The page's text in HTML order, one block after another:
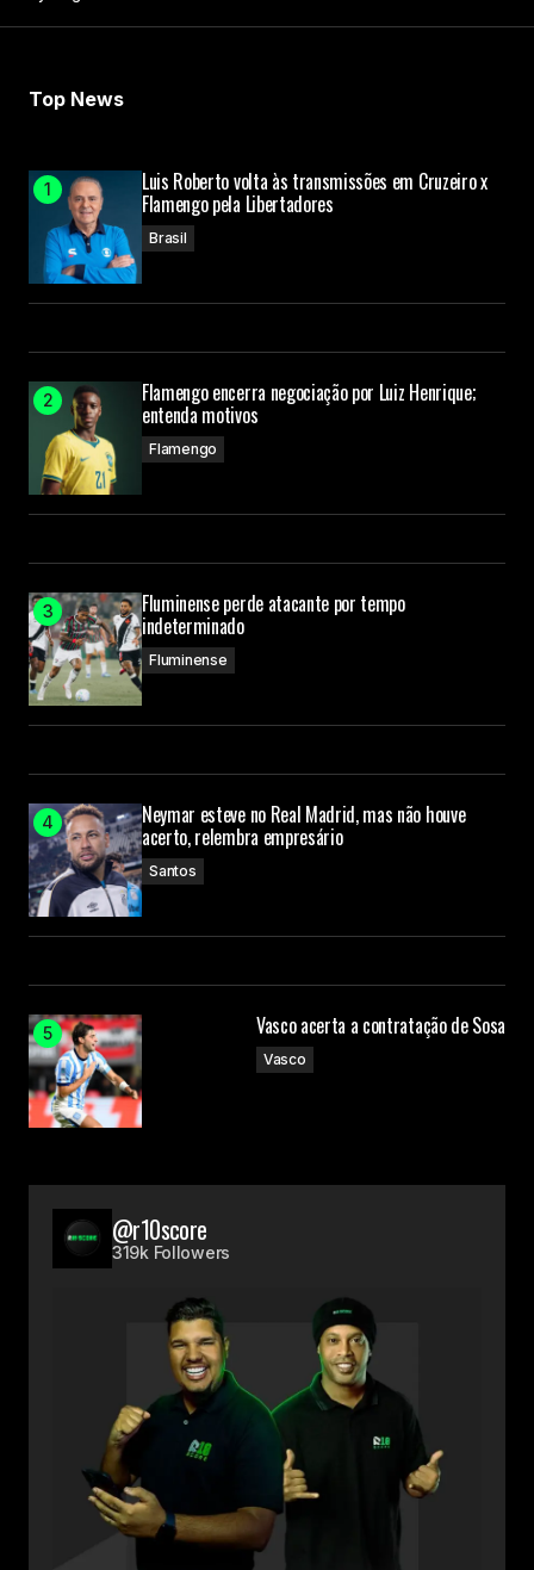
Top News
Luis Roberto volta às transmissões em Cruzeiro x
Flamengo pela Libertadores
Brasil
Flamengo encerra negociação por Luiz Henrique;
entenda motivos
Flamengo
Fluminense perde atacante por tempo
indeterminado
Fluminense
Neymar esteve no Real Madrid, mas não houve
acerto, relembra empresário
Santos
Vasco acerta a contratação de Sosa
Vasco
@r10score
319k Followers